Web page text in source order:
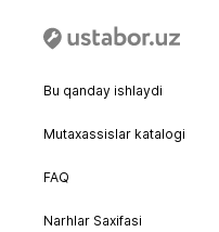
Bu qanday ishlaydi
Mutaxassislar katalogi
FAQ
Narhlar Saxifasi